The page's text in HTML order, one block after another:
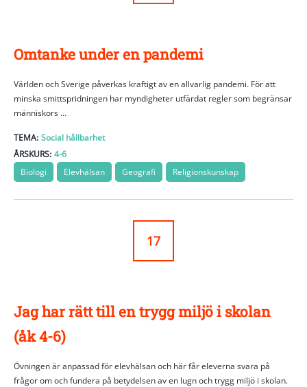
Omtanke under en pandemi
Världen och Sverige påverkas kraftigt av en allvarlig pandemi. För att
minska smittspridningen har myndigheter utfärdat regler som begränsar
människors ...
TEMA: Social hållbarhet
ÅRSKURS: 4-6
Biologi
Elevhälsan Geografi Religionskunskap
17
Jag har rätt till en trygg miljö i skolan
(åk 4-6)
Övningen är anpassad för elevhälsan och här får eleverna svara på
frågor om och fundera på betydelsen av en lugn och trygg miljö i skolan.